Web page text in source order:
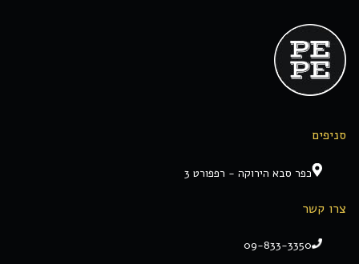
סניפים
כפר סבא הירוקה - רפפורט 3
צרו קשר
09-833-3350